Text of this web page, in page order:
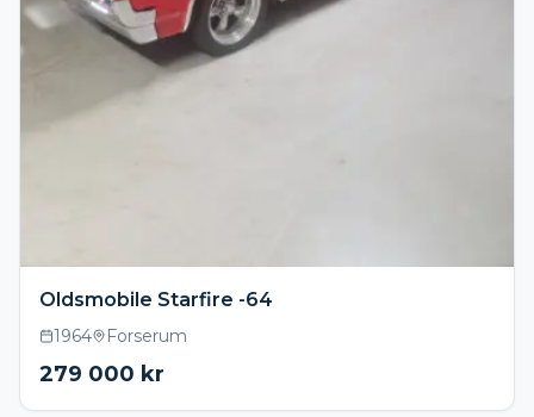
Oldsmobile Starfire -64
1964 Forserum
279 000 kr